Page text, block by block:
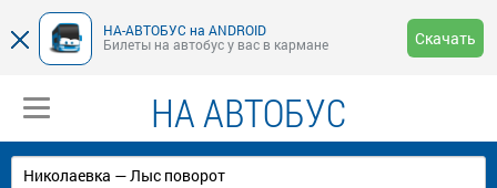
НА-АВТОБУС на ANDROID
Билеты на автобус у вас в кармане
Скачать
НА АВТОБУС